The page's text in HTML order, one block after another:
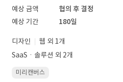
예상 금액
협의 후 결정
예상 기간
180일
디자인
웹 외 1개
SaaSㆍ솔루션 외 2개
미리캔버스